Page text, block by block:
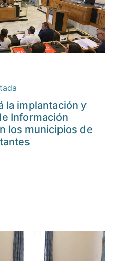
la implantación y
Información
los municipios de